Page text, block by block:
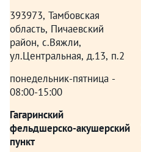
393973, Тамбовская
область, Пичаевский
район, с.Вяжли,
ул.Центральная, д.13, п.2
понедельник-пятница -
08:00-15:00
Гагаринский
фельдшерско-акушерский
пункт